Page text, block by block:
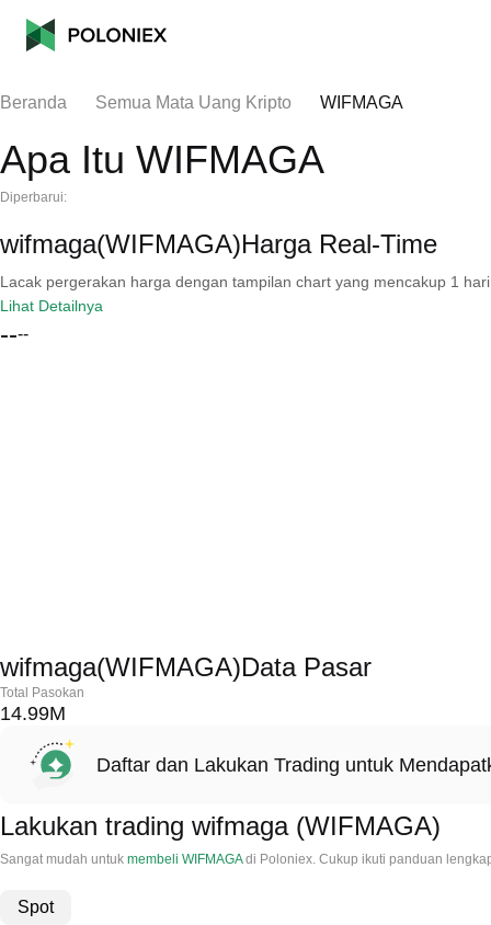
Beranda Semua Mata Uang Kripto WIFMAGA
Apa Itu WIFMAGA
Diperbarui:
wifmaga(WIFMAGA)Harga Real-Time
Lacak pergerakan harga dengan tampilan chart yang mencakup 1
Lihat Detailnya
----
wifmaga(WIFMAGA)Data Pasar
Total Pasokan
14.99M
Daftar dan Lakukan Trading untuk
Lakukan trading wifmaga (WIFMAGA)
Sangat mudah untuk membeli WIFMAGAdi Poloniex. Cukup ikuti panduan
Spot